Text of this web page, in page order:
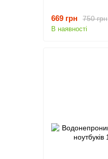
750 грн
669 грн
В наявності